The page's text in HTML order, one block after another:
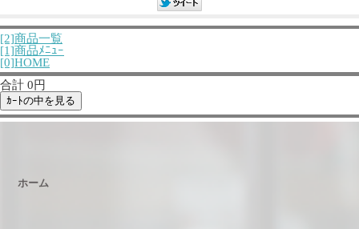
[2]商品一覧
[1]商品ﾒﾆｭｰ
[0]HOME
合計 0円
ホーム